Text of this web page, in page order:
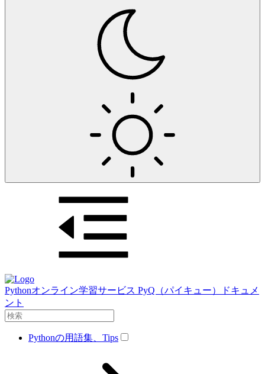
Pythonオンライン学習サービス PyQ（パイキュー）ドキュメ
ント
Pythonの用語集、Tips